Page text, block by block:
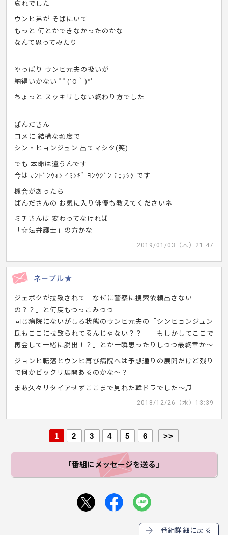
哀れでした
ウンヒ弟が そばにいて
もっと 何とかできなかったのかな…
なんて思ってみたり
やっぱり ウンヒ元夫の扱いが
納得いかない ﾟﾟ(´O｀)°ﾟ
ちょっと スッキリしない終わり方でした
ぱんださん
コメに 結構な頻度で
シン・ヒョンジュン 出てマシタ(笑)
でも 本命は違うんです
今は ｶﾝﾄﾞﾝｳｫﾝ ｲﾐﾝｷﾞ ﾖﾝｳｼﾞﾝ ﾁｪｳｼｸ です
機会があったら
ぱんださんの お気に入り俳優も教えてくださいネ
ミチさんは 変わってなければ
「☆法弁護士」の方かな
2019/01/03（木）21:47
ネーブル★
ジェボクが拉致されて「なぜに警察に捜索依頼出さない
の？？」と何度もつっこみつつ
同じ病院にないがしろ状態のウンヒ元夫の「シンヒョンジュン
氏もここに拉致られてるんじゃない？？」「もしかしてここで
再会して一緒に脱出！？」とか一瞬思ったりしつつ最終章か〜
ジョンヒ転落とウンヒ再び病院へは予想通りの展開だけど残り
で何かビックリ展開あるのかな〜？
まあ久々リタイアせずここまで見れた韓ドラでした〜♫
2018/12/26（水）13:39
1 2 3 4 5 6 >>
「番組にメッセージを送る」
番組詳細に戻る